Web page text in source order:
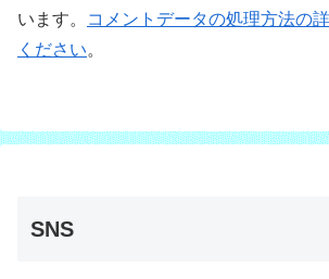
います。
コメントデータの処理方法の
ください。
SNS